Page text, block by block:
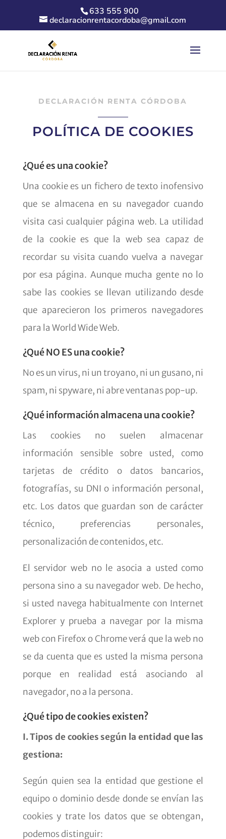
633 555 900
declaracionrentacordoba@gmail.com
DECLARACIÓN RENTA CÓRDOBA
POLÍTICA DE COOKIES
¿Qué es una cookie?
Una cookie es un fichero de texto inofensivo
que se almacena en su navegador cuando
visita casi cualquier página web. La utilidad
de la cookie es que la web sea capaz de
recordar su visita cuando vuelva a navegar
por esa página. Aunque mucha gente no lo
sabe las cookies se llevan utilizando desde
que aparecieron los primeros navegadores
para la World Wide Web.
¿Qué NO ES una cookie?
No es un virus, ni un troyano, ni un gusano, ni
spam, ni spyware, ni abre ventanas pop-up.
¿Qué información almacena una cookie?
Las cookies no suelen almacenar
información sensible sobre usted, como
tarjetas de crédito o datos bancarios,
fotografías, su DNI o información personal,
etc. Los datos que guardan son de carácter
técnico, preferencias personales,
personalización de contenidos, etc.
El servidor web no le asocia a usted como
persona sino a su navegador web. De hecho,
si usted navega habitualmente con Internet
Explorer y prueba a navegar por la misma
web con Firefox o Chrome verá que la web no
se da cuenta que es usted la misma persona
porque en realidad está asociando al
navegador, no a la persona.
¿Qué tipo de cookies existen?
I. Tipos de cookies según la entidad que las
gestiona:
Según quien sea la entidad que gestione el
equipo o dominio desde donde se envían las
cookies y trate los datos que se obtengan,
podemos distinguir: